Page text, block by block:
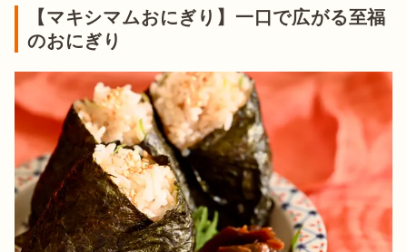
【マキシマムおにぎり】一口で広がる至福
のおにぎり